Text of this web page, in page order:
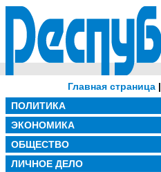
Главная страница |
ПОЛИТИКА
ЭКОНОМИКА
ОБЩЕСТВО
ЛИЧНОЕ ДЕЛО